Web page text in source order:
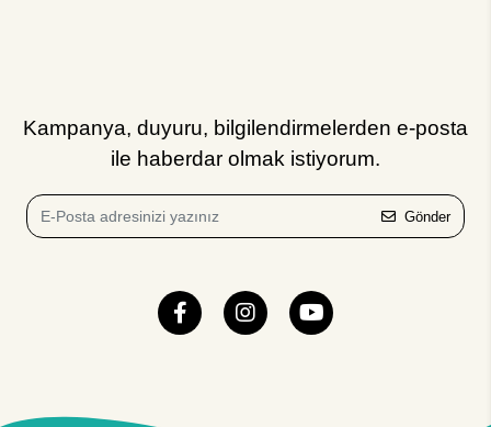
Kampanya, duyuru, bilgilendirmelerden e-posta
ile haberdar olmak istiyorum.
Gönder